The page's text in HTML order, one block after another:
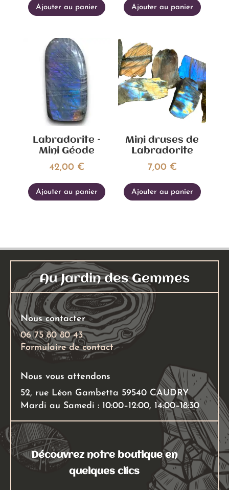
Ajouter au panier Ajouter au panier
Labradorite –
Mini Géode
42,00 €
Ajouter au panier
Mini druses de
Labradorite
7,00 €
Ajouter au panier
Au Jardin des Gemmes
Nous contacter
06 75 80 80 43
Formulaire de contact
Nous vous attendons
52, rue Léon Gambetta 59540 CAUDRY
Mardi au Samedi : 10:00–12:00, 14:00–18:30
Découvrez notre boutique en
quelques clics